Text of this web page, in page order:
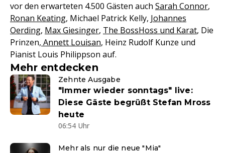
vor den erwarteten 4.500 Gästen auch Sarah Connor,
Ronan Keating, Michael Patrick Kelly, Johannes
Oerding, Max Giesinger, The BossHoss und Karat, Die
Prinzen, Annett Louisan, Heinz Rudolf Kunze und
Pianist Louis Philippson auf.
Mehr entdecken
Zehnte Ausgabe
"Immer wieder sonntags" live:
Diese Gäste begrüßt Stefan Mross
heute
06:54 Uhr
Mehr als nur die neue "Mia"